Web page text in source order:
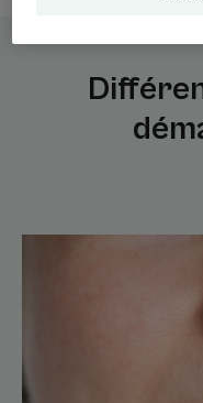
la
bouche